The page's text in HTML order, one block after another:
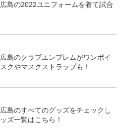
島の2022ユニフォームを着て試合
島のクラブエンブレムがワンポイ
クやマスクストラップも！
島のすべてのグッズをチェックし
ズ一覧はこちら！